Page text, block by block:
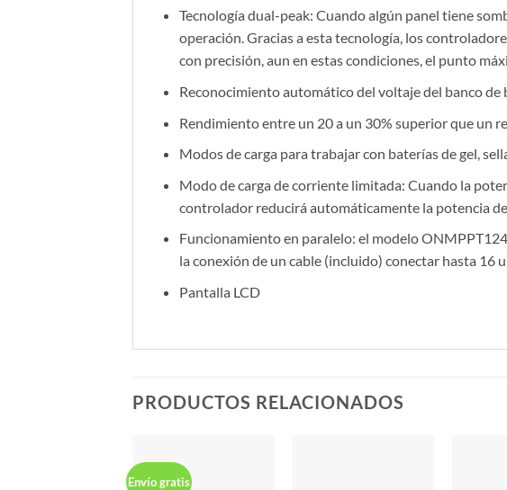
Tecnología dual-peak: Cuando algún panel tiene
operación. Gracias a esta tecnología, los
con precisión, aun en estas condiciones, el punto
Reconocimiento automático del voltaje del banco de
Rendimiento entre un 20 a un 30% superior que un
Modos de carga para trabajar con baterías de gel,
Modo de carga de corriente limitada: Cuando la
controlador reducirá automáticamente la potencia
Funcionamiento en paralelo: el modelo
la conexión de un cable (incluido) conectar hasta 16
Pantalla LCD
PRODUCTOS RELACIONADOS
Envío gratis